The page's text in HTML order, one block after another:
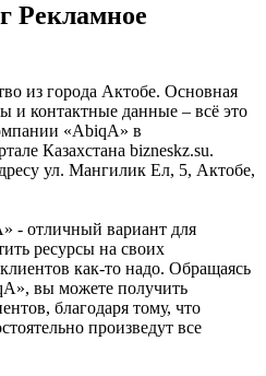
Рекламное
из города Актобе. Основная
и контактные данные – всё это
«AbiqA» в
Казахстана bizneskz.su.
ул. Мангилик Ел, 5, Актобе,
- отличный вариант для
ресурсы на своих
как-то надо. Обращаясь
вы можете получить
благодаря тому, что
произведут все